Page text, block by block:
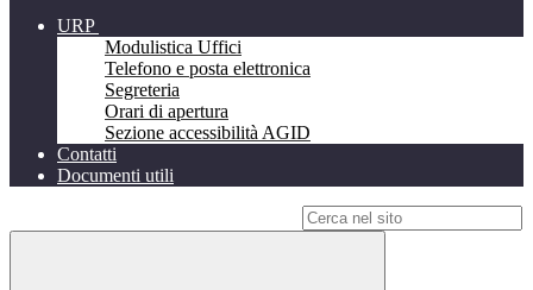
URP
Modulistica Uffici
Telefono e posta elettronica
Segreteria
Orari di apertura
Sezione accessibilità AGID
Contatti
Documenti utili